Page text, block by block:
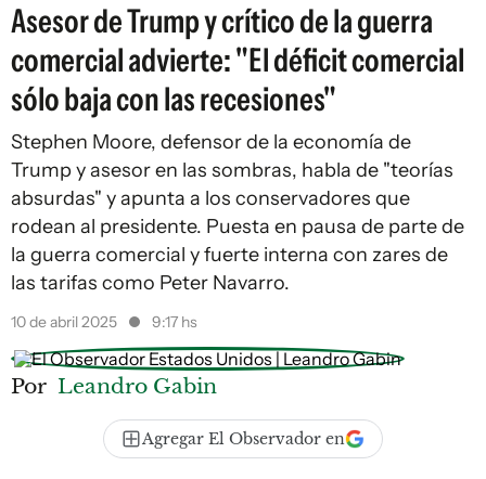
Asesor de Trump y crítico de la guerra
comercial advierte: "El déficit comercial
sólo baja con las recesiones"
Stephen Moore, defensor de la economía de
Trump y asesor en las sombras, habla de "teorías
absurdas" y apunta a los conservadores que
rodean al presidente. Puesta en pausa de parte de
la guerra comercial y fuerte interna con zares de
las tarifas como Peter Navarro.
10 de abril 2025 9:17 hs
Por Leandro Gabin
Agregar El Observador en